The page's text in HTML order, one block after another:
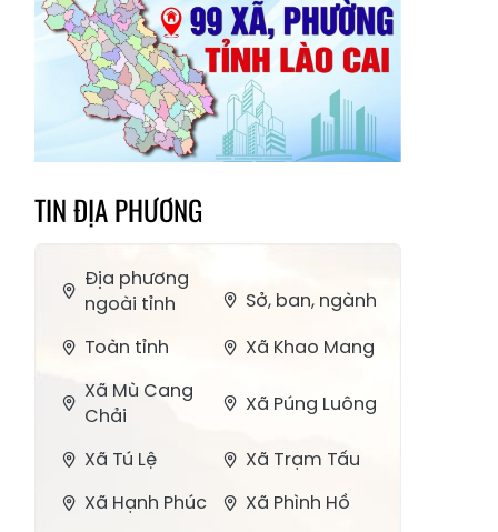
TIN ĐỊA PHƯƠNG
Địa phương
ngoài tỉnh
Sở, ban, ngành
Toàn tỉnh
Xã Khao Mang
Xã Mù Cang
Chải
Xã Púng Luông
Xã Tú Lệ
Xã Trạm Tấu
Xã Hạnh Phúc
Xã Phình Hồ